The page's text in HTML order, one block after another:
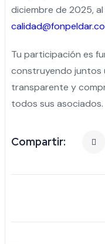
diciembre de 2025,
Tu participación es
construyendo juntos
transparente y
todos sus asociados.
Compartir: